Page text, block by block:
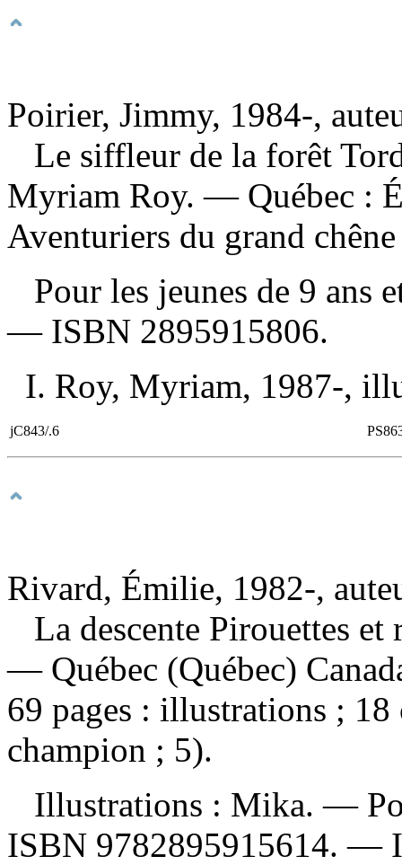
Poirier, Jimmy, 1984-,
Le siffleur de la forêt
Myriam Roy. — Québec :
Aventuriers du grand
Pour les jeunes de 9
— ISBN 2895915806.
I. Roy, Myriam, 1987-,
jC843/.6
Rivard, Émilie, 1982-,
La descente Pirouettes et
— Québec (Québec)
69 pages : illustrations ;
champion ; 5).
Illustrations : Mika. —
ISBN 9782895915614. —